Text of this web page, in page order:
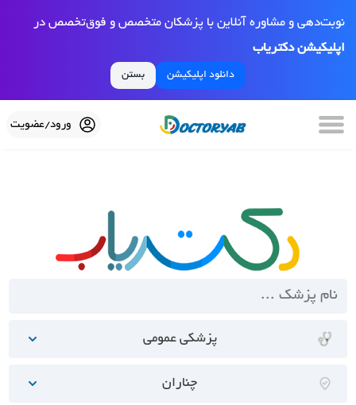
نوبت‌دهی و مشاوره آنلاین با پزشکان متخصص و فوق‌تخصص در
اپلیکیشن دکتریاب
دانلود اپلیکیشن بستن
ورود/عضویت
پزشکی عمومی
چناران